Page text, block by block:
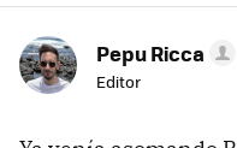
Pepu Ricca
Editor